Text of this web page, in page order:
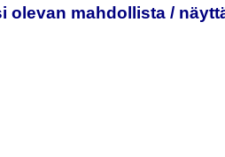
olevan mahdollista /